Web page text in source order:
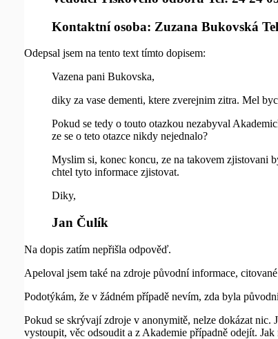
Kontaktní osoba: Zuzana Bukovská
Odepsal jsem na tento text tímto dopisem:
Vazena pani Bukovska,
diky za vase dementi, ktere zverejnim zitra. Mel
Pokud se tedy o touto otazkou nezabyval
ze se o teto otazce nikdy nejednalo?
Myslim si, konec koncu, ze na takovem zjistovani
chtel tyto informace zjistovat.
Diky,
Jan Čulík
Na dopis zatím nepřišla odpověď.
Apeloval jsem také na zdroje původní informace,
Podotýkám, že v žádném případě nevím, zda byla
Pokud se skrývají zdroje v anonymitě, nelze dokázat
vystoupit, věc odsoudit a z Akademie případně odejít.